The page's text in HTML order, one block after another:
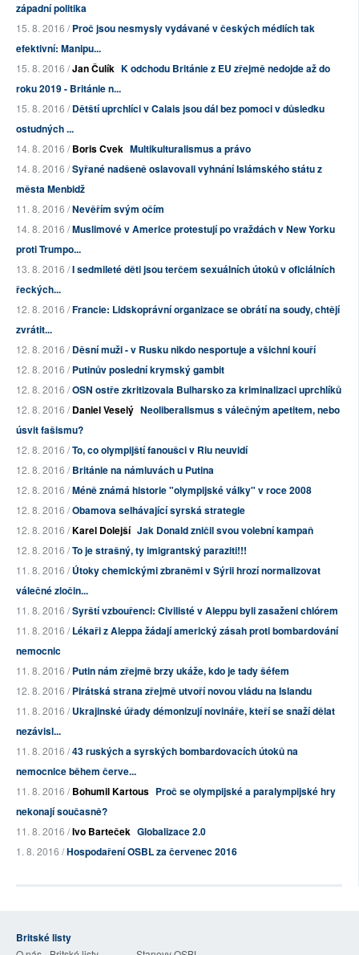
západní politika
15. 8. 2016 /Proč jsou nesmysly vydávané v českých médiích tak
efektivní: Manipu...
15. 8. 2016 /Jan Čulík K odchodu Británie z EU zřejmě nedojde až do
roku 2019 - Británie n...
15. 8. 2016 /Dětští uprchlíci v Calais jsou dál bez pomoci v důsledku
ostudných ...
14. 8. 2016 /Boris Cvek Multikulturalismus a právo
14. 8. 2016 /Syřané nadšeně oslavovali vyhnání Islámského státu z
města Menbidž
11. 8. 2016 /Nevěřím svým očím
14. 8. 2016 /Muslimové v Americe protestují po vraždách v New Yorku
proti Trumpo...
13. 8. 2016 /I sedmileté děti jsou terčem sexuálních útoků v oficiálních
řeckých...
12. 8. 2016 /Francie: Lidskoprávní organizace se obrátí na soudy, chtějí
zvrátit...
12. 8. 2016 /Děsní muži - v Rusku nikdo nesportuje a všichni kouří
12. 8. 2016 /Putinův poslední krymský gambit
12. 8. 2016 /OSN ostře zkritizovala Bulharsko za kriminalizaci uprchlíků
12. 8. 2016 /Daniel Veselý Neoliberalismus s válečným apetitem, nebo
úsvit fašismu?
12. 8. 2016 /To, co olympijští fanoušci v Riu neuvidí
12. 8. 2016 /Británie na námluvách u Putina
12. 8. 2016 /Méně známá historie "olympijské války" v roce 2008
12. 8. 2016 /Obamova selhávající syrská strategie
12. 8. 2016 /Karel Dolejší Jak Donald zničil svou volební kampaň
12. 8. 2016 /To je strašný, ty imigrantský paraziti!!!
11. 8. 2016 /Útoky chemickými zbraněmi v Sýrii hrozí normalizovat
válečné zločin...
11. 8. 2016 /Syrští vzbouřenci: Civilisté v Aleppu byli zasaženi chlórem
11. 8. 2016 /Lékaři z Aleppa žádají americký zásah proti bombardování
nemocnic
11. 8. 2016 /Putin nám zřejmě brzy ukáže, kdo je tady šéfem
12. 8. 2016 /Pirátská strana zřejmě utvoří novou vládu na Islandu
11. 8. 2016 /Ukrajinské úřady démonizují novináře, kteří se snaží dělat
nezávisl...
11. 8. 2016 /43 ruských a syrských bombardovacích útoků na
nemocnice během červe...
11. 8. 2016 /Bohumil Kartous Proč se olympijské a paralympijské hry
nekonají současně?
11. 8. 2016 /Ivo Barteček Globalizace 2.0
1. 8. 2016 /Hospodaření OSBL za červenec 2016
Britské listy